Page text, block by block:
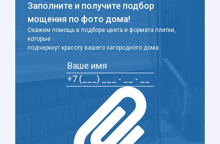
Заполните и получите подбор
мощения по фото дома!
Окажем помощь в подборе цвета и формата плитки,
которые
подчеркнут красоту вашего загородного дома.